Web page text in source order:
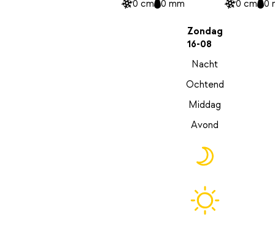
0 cm 0 mm
0 cm 0
Zondag
16-08
Nacht
Ochtend
Middag
Avond